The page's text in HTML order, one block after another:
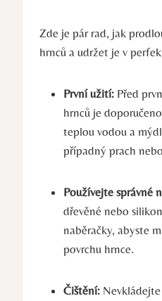
Zde je pár rad, jak
hrnců a udržet je v
První užití: Před
hrnců je
teplou vodou a
případný prach
Používejte správné
dřevěné nebo
naběračky, abyste
povrchu hrnce.
Čištění: